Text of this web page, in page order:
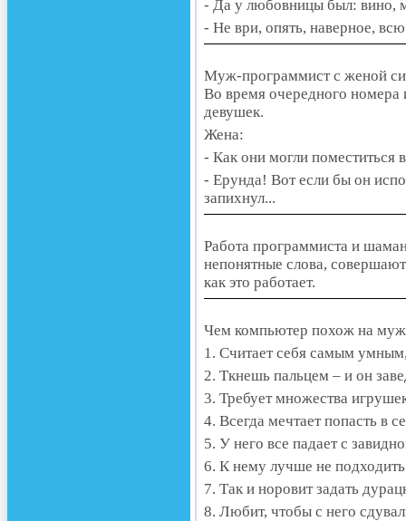
- Да у любовницы был: вино,
- Не ври, опять, наверное,
Муж-программист с женой
Во время очередного
девушек.
Жена:
- Как они могли поместиться
- Ерунда! Вот если бы он
запихнул...
Работа программиста и
непонятные слова,
как это работает.
Чем компьютер похож на
1. Считает себя самым
2. Ткнешь пальцем – и он
3. Требует множества
4. Всегда мечтает попасть в
5. У него все падает с
6. К нему лучше не подходить
7. Так и норовит задать
8. Любит, чтобы с него